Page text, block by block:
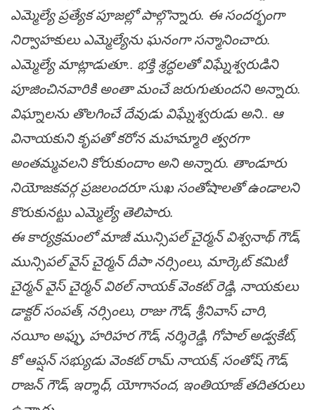
ఎమ్మెల్యే ప్రత్యేక పూజల్లో పాల్గొన్నారు. ఈ సందర్భంగా
నిర్వాహకులు ఎమ్మెల్యేను ఘనంగా సన్మానించారు.
ఎమ్మెల్యే మాట్లాడుతూ.. భక్తి శ్రద్ధలతో విఘ్నేశ్వరుడిని
పూజించినవారికి అంతా మంచే జరుగుతుందని అన్నారు.
విఘ్నాల‌ను తొలగించే దేవుడు విఘ్నేశ్వరుడు అని.. ఆ
వినాయకుని కృపతో కరోన మహమ్మారి త్వరగా
అంతమ్మవలని కోరుకుందాం అని అన్నారు. తాండూరు
నియోజకవర్గ ప్రజలందరూ సుఖ సంతోషాలతో ఉండాలని
కొరుకునట్టు ఎమ్మెల్యే తెలిపారు.
ఈ కార్యక్రమంలో మాజీ మున్సిపల్ చైర్మన్ విశ్వనాథ్ గౌడ్,
మున్సిపల్ వైస్ చైర్మన్ దీపా నర్సింలు, మార్కెట్ కమిటీ
చైర్మన్ వైస్ చైర్మన్ విఠల్ నాయక్ వెంకట్ రెడ్డి, నాయకులు
డాక్టర్ సంపత్, నర్సింలు, రాజు గౌడ్, శ్రీనివాస్ చారి,
నయీం అఫ్ఫు, హరిహర గౌడ్, నర్శిరెడ్డి, గోపాల్ అడ్వకేట్,
కో ఆప్షన్ సభ్యుడు వెంకట్ రామ్ నాయక్, సంతోష్ గౌడ్,
రాజన్ గౌడ్, ఇర్శాధ్, యోగానంద, ఇంతియాజ్ తదితరులు